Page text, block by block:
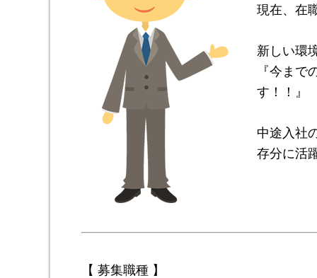
現在、在
新しい環
『今ま
す！！』
中途入社
存分に活
【 募集職種 】